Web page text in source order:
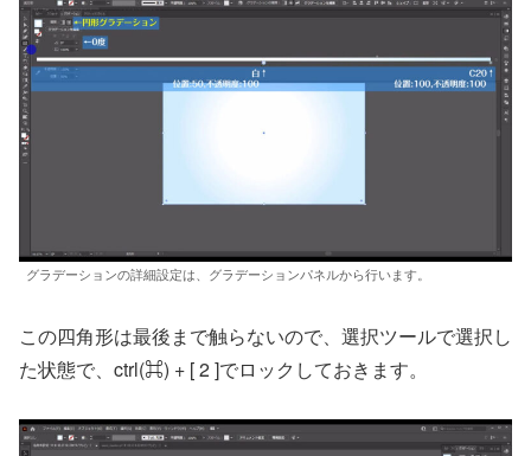
グラデーションの詳細設定は、グラデーションパネルから行います。
この四角形は最後まで触らないので、選択ツールで選択し
た状態で、ctrl(⌘) + [ 2 ]でロックしておきます。